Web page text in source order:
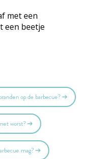
met een
een beetje
op de barbecue?
worst?
mag?